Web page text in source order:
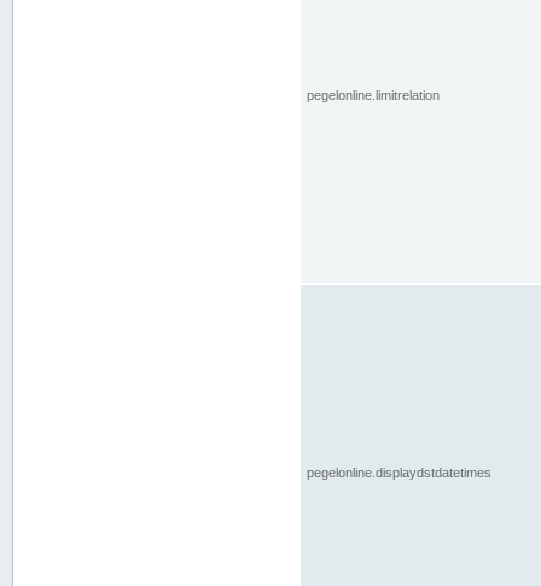
pegelonline.limitrelation
pegelonline.displaydstdatetimes